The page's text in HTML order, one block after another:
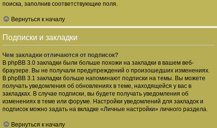
поиска, заполнив соответствующие поля.
Вернуться к началу
Подписки и закладки
Чем закладки отличаются от подписок?
В phpBB 3.0 закладки были больше похожи на закладки в вашем веб-
браузере. Вы не получали предупреждений о произошедших изменениях.
В phpBB 3.1 закладки больше напоминают подписки на темы. Вы можете
получать уведомления об обновлениях в теме, находящейся у вас в
закладках. В случае подписки, вы будете получать уведомления об
изменениях в теме или форуме. Настройки уведомлений для закладок и
подписок можно задать на вкладке «Личные настройки» личного раздела.
Вернуться к началу